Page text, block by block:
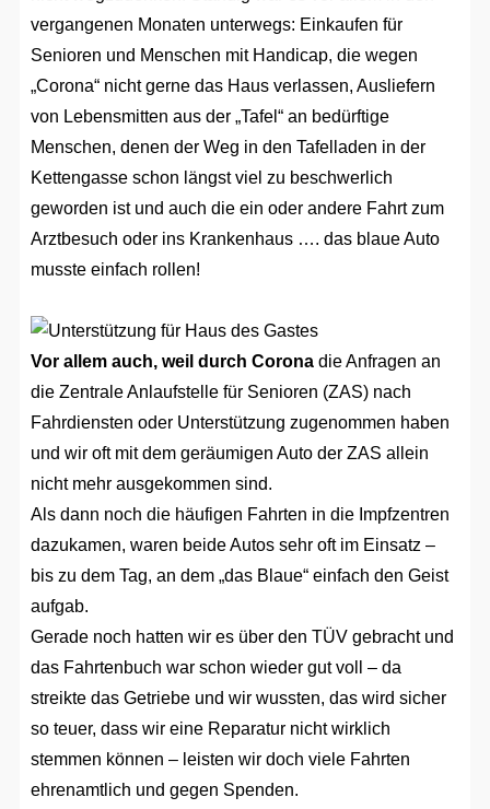
vergangenen Monaten unterwegs: Einkaufen für
Senioren und Menschen mit Handicap, die wegen
„Corona“ nicht gerne das Haus verlassen, Ausliefern
von Lebensmitten aus der „Tafel“ an bedürftige
Menschen, denen der Weg in den Tafelladen in der
Kettengasse schon längst viel zu beschwerlich
geworden ist und auch die ein oder andere Fahrt zum
Arztbesuch oder ins Krankenhaus …. das blaue Auto
musste einfach rollen!
Vor allem auch, weil durch Corona die Anfragen an
die Zentrale Anlaufstelle für Senioren (ZAS) nach
Fahrdiensten oder Unterstützung zugenommen haben
und wir oft mit dem geräumigen Auto der ZAS allein
nicht mehr ausgekommen sind.
Als dann noch die häufigen Fahrten in die Impfzentren
dazukamen, waren beide Autos sehr oft im Einsatz –
bis zu dem Tag, an dem „das Blaue“ einfach den Geist
aufgab.
Gerade noch hatten wir es über den TÜV gebracht und
das Fahrtenbuch war schon wieder gut voll – da
streikte das Getriebe und wir wussten, das wird sicher
so teuer, dass wir eine Reparatur nicht wirklich
stemmen können – leisten wir doch viele Fahrten
ehrenamtlich und gegen Spenden.